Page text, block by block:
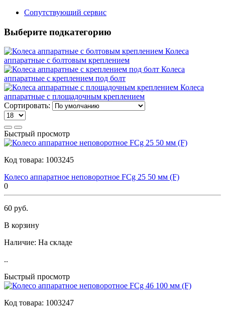
Сопутствующий сервис
Выберите подкатегорию
Колеса
аппаратные с болтовым креплением
Колеса
аппаратные с креплением под болт
Колеса
аппаратные с площадочным креплением
Сортировать:
Быстрый просмотр
Код товара: 1003245
Колесо аппаратное неповоротное FCg 25 50 мм (F)
0
60 руб.
В корзину
Наличие: На складе
..
Быстрый просмотр
Код товара: 1003247